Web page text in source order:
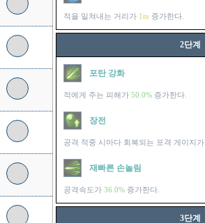
적을 밀쳐내는 거리가 1m 증가한다.
2단계
포탄 강화
적에게 주는 피해가 50.0% 증가한다.
장전
공격 적중 시마다 회복되는 포격 게이지가
재빠른 손놀림
공격속도가 36.0% 증가한다.
3단계